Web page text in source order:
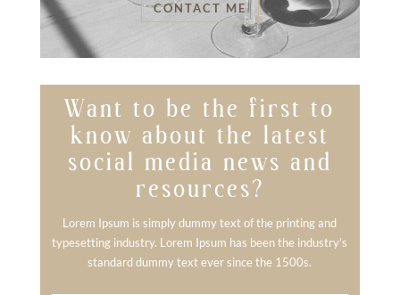
CONTACT ME
Want to be the first to
know about the latest
social media news and
resources?
Lorem Ipsum is simply dummy text of the printing and
typesetting industry. Lorem Ipsum has been the industry's
standard dummy text ever since the 1500s.